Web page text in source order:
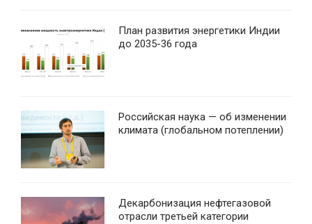
План развития энергетики Индии
до 2035-36 года
Российская наука — об изменении
климата (глобальном потеплении)
Декарбонизация нефтегазовой
отрасли третьей категории